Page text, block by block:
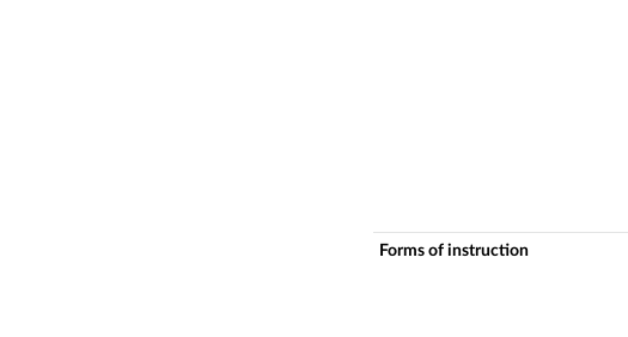
Forms of instruction